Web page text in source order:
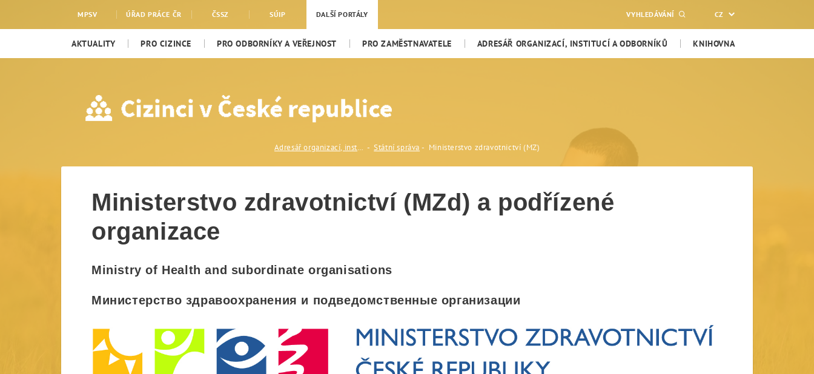
Ministerstvo zdravotnictví (MZ)
MPSV ÚŘAD PRÁCE ČR ČSSZ SÚIP DALŠÍ PORTÁLY VYHLEDÁVÁNÍ CZ
AKTUALITY PRO CIZINCE PRO ODBORNÍKY A VEŘEJNOST PRO ZAMĚSTNAVATELE ADRESÁŘ ORGANIZACÍ, INSTITUCÍ A ODBORNÍKŮ KNIHOVNA
Adresář organizací, institucí a odborníků Státní správa Ministerstvo zdravotnictví (MZ)
Ministerstvo zdravotnictví (MZd) a podřízené
organizace
Ministry of Health and subordinate organisations
Министерство здравоохранения и подведомственные организации